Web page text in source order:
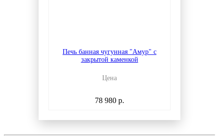
Печь банная чугунная "Амур" с
закрытой каменкой
Цена
78 980 р.